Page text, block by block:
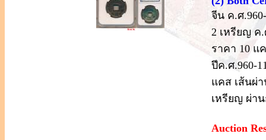
จีน ค.ศ
2 เหรียญ ค.
ราคา 10 แ
ปึค.ศ.960-
แคส เส้นผ่
เหรียญ ผ่าน
Auction